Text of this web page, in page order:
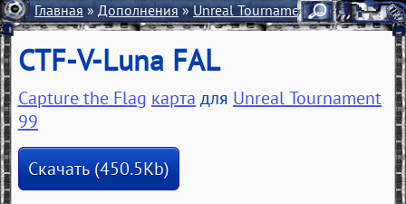
Главная»Дополнения»Unreal Tournament 99»Карты»
CTF-V-Luna FAL
Capture the Flag карта для Unreal Tournament
99
Скачать (450.5Kb)